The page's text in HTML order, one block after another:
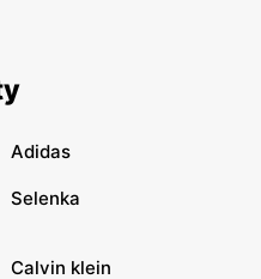
Adidas
Selenka
Calvin klein